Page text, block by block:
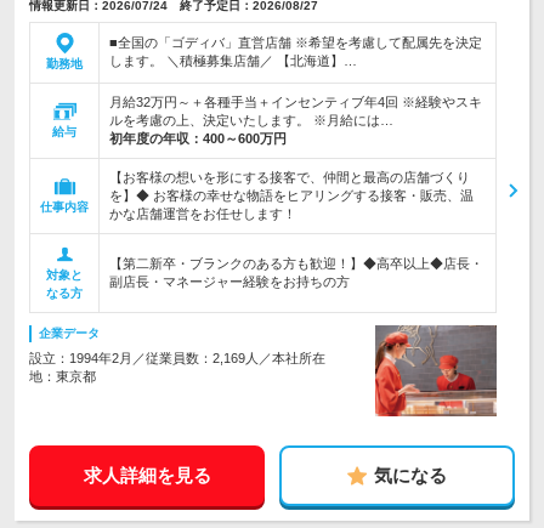
情報更新日：2026/07/24 終了予定日：2026/08/27
勤務地
■全国の「ゴディバ」直営店舗 ※希望を考慮して配属先を決定
します。 ＼積極募集店舗／ 【北海道】…
給与
月給32万円～＋各種手当＋インセンティブ年4回 ※経験やスキ
ルを考慮の上、決定いたします。 ※月給には…
初年度の年収： 400～600万円
仕事内容
【お客様の想いを形にする接客で、仲間と最高の店舗づくり
を】◆ お客様の幸せな物語をヒアリングする接客・販売、温
かな店舗運営をお任せします！
対象と
なる方
【第二新卒・ブランクのある方も歓迎！】◆高卒以上◆店長・
副店長・マネージャー経験をお持ちの方
企業データ
設立：1994年2月／従業員数：2,169人／本社所在
地：東京都
求人詳細を見る 気になる